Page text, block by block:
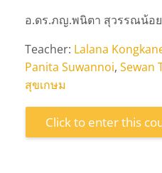
อ.ดร.ภญ.พนิตา สุวรรณน้อย
Teacher: Lalana
Panita Suwannoi, Sewan
สุขเกษม
Click to enter this